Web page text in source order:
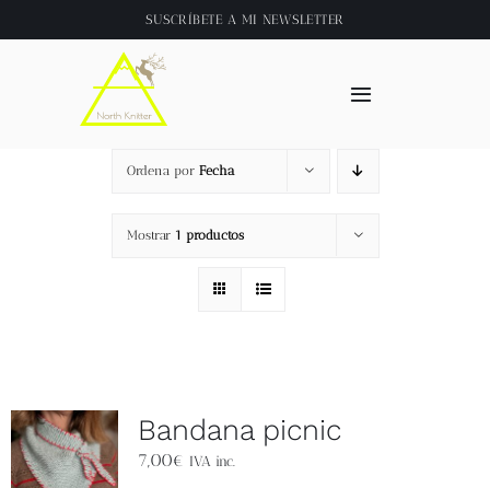
al
SUSCRÍBETE A MI NEWSLETTER
Toggle
About
Tienda
Videos
Ordena por Fecha
Mostrar 1 productos
Bandana picnic
7,00€ IVA inc.